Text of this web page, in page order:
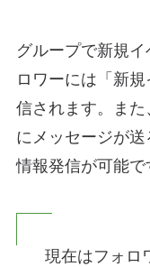
グループで新規
ロワーには「新
信されます。ま
にメッセージが
情報発信が可能で
現在はフォロ